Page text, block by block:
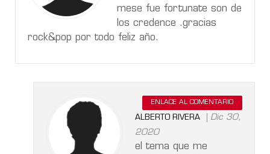
mese fue fortunate son de
los credence .gracias
rock&pop por todo feliz año.
ENLACE AL COMENTARIO
ALBERTO RIVERA
Dic 30,
2020
el tema que me